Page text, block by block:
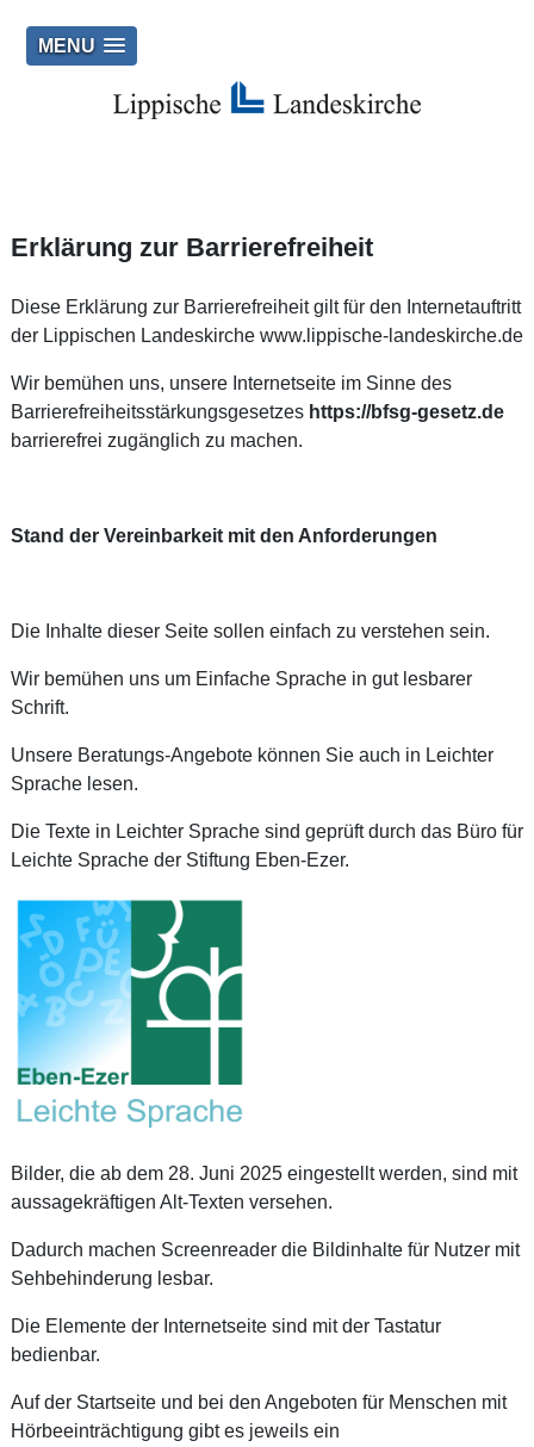
MENU
Erklärung zur Barrierefreiheit
Diese Erklärung zur Barrierefreiheit gilt für den Internetauftritt
der Lippischen Landeskirche www.lippische-landeskirche.de
Wir bemühen uns, unsere Internetseite im Sinne des
Barrierefreiheitsstärkungsgesetzes https://bfsg-gesetz.de
barrierefrei zugänglich zu machen.
Stand der Vereinbarkeit mit den Anforderungen
Die Inhalte dieser Seite sollen einfach zu verstehen sein.
Wir bemühen uns um Einfache Sprache in gut lesbarer
Schrift.
Unsere Beratungs-Angebote können Sie auch in Leichter
Sprache lesen.
Die Texte in Leichter Sprache sind geprüft durch das Büro für
Leichte Sprache der Stiftung Eben-Ezer.
Bilder, die ab dem 28. Juni 2025 eingestellt werden, sind mit
aussagekräftigen Alt-Texten versehen.
Dadurch machen Screenreader die Bildinhalte für Nutzer mit
Sehbehinderung lesbar.
Die Elemente der Internetseite sind mit der Tastatur
bedienbar.
Auf der Startseite und bei den Angeboten für Menschen mit
Hörbeeinträchtigung gibt es jeweils ein